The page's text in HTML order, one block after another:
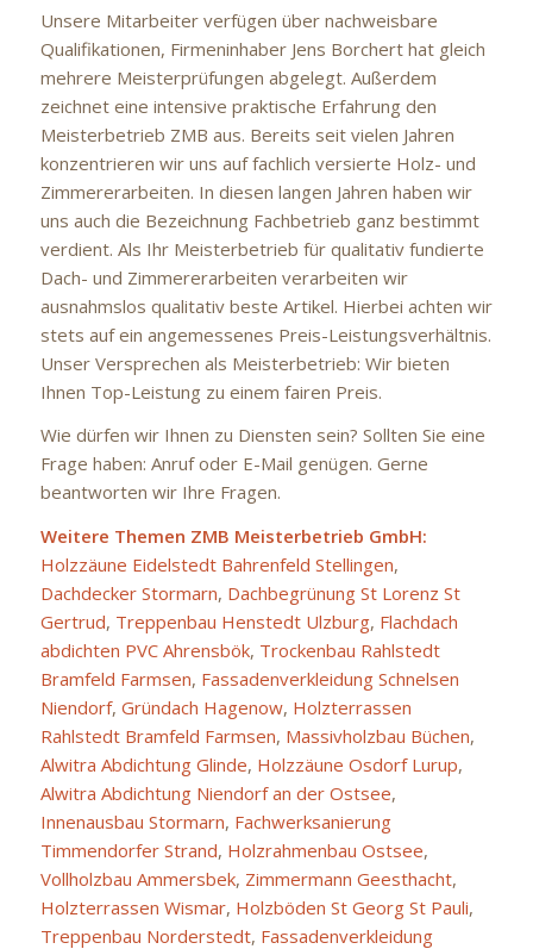
Unsere Mitarbeiter verfügen über nachweisbare
Qualifikationen, Firmeninhaber Jens Borchert hat gleich
mehrere Meisterprüfungen abgelegt. Außerdem
zeichnet eine intensive praktische Erfahrung den
Meisterbetrieb ZMB aus. Bereits seit vielen Jahren
konzentrieren wir uns auf fachlich versierte Holz- und
Zimmererarbeiten. In diesen langen Jahren haben wir
uns auch die Bezeichnung Fachbetrieb ganz bestimmt
verdient. Als Ihr Meisterbetrieb für qualitativ fundierte
Dach- und Zimmererarbeiten verarbeiten wir
ausnahmslos qualitativ beste Artikel. Hierbei achten wir
stets auf ein angemessenes Preis-Leistungsverhältnis.
Unser Versprechen als Meisterbetrieb: Wir bieten
Ihnen Top-Leistung zu einem fairen Preis.
Wie dürfen wir Ihnen zu Diensten sein? Sollten Sie eine
Frage haben: Anruf oder E-Mail genügen. Gerne
beantworten wir Ihre Fragen.
Weitere Themen ZMB Meisterbetrieb GmbH:
Holzzäune Eidelstedt Bahrenfeld Stellingen,
Dachdecker Stormarn, Dachbegrünung St Lorenz St
Gertrud, Treppenbau Henstedt Ulzburg, Flachdach
abdichten PVC Ahrensbök, Trockenbau Rahlstedt
Bramfeld Farmsen, Fassadenverkleidung Schnelsen
Niendorf, Gründach Hagenow, Holzterrassen
Rahlstedt Bramfeld Farmsen, Massivholzbau Büchen,
Alwitra Abdichtung Glinde, Holzzäune Osdorf Lurup,
Alwitra Abdichtung Niendorf an der Ostsee,
Innenausbau Stormarn, Fachwerksanierung
Timmendorfer Strand, Holzrahmenbau Ostsee,
Vollholzbau Ammersbek, Zimmermann Geesthacht,
Holzterrassen Wismar, Holzböden St Georg St Pauli,
Treppenbau Norderstedt, Fassadenverkleidung